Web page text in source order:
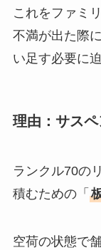
これをファミ
不満が出た際
い足す必要に
理由：サス
ランクル70の
積むための「
空荷の状態で